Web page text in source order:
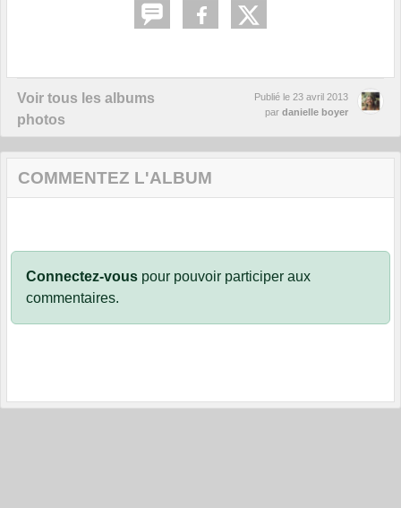
Voir tous les albums
photos
Publié le 23 avril 2013
par danielle boyer
COMMENTEZ L'ALBUM
Connectez-vous pour pouvoir participer aux
commentaires.